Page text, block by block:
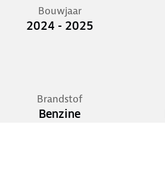
Bouwjaar
2024 - 2025
Brandstof
Benzine